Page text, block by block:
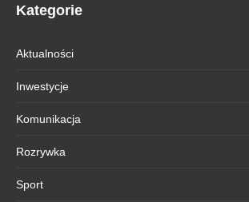
Kategorie
Aktualności
Inwestycje
Komunikacja
Rozrywka
Sport